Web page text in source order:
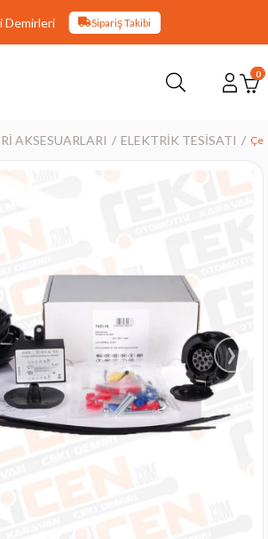
Demirleri Sipariş Takibi
0
AKSESUARLARI ELEKTRİK TESİSATI
›